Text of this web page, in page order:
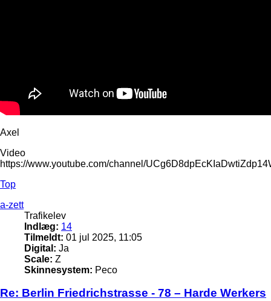
Axel
Video
https://www.youtube.com/channel/
Top
a-zett
Trafikelev
Indlæg: 14
Tilmeldt: 01 jul 2025, 11:05
Digital: Ja
Scale: Z
Skinnesystem: Peco
Re: Berlin Friedrichstrasse - 78 – Harde Werkers